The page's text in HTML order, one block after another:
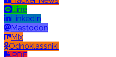
Line
LinkedIn
Mastodon
Mix
Odnoklassniki